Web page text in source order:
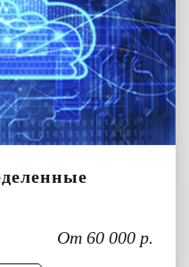
От 60 000 р.